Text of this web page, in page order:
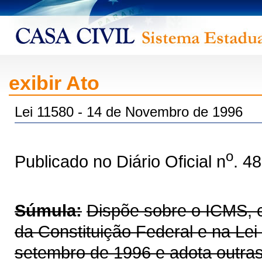
exibir Ato
Lei 11580 - 14 de Novembro de 1996
Publicado no Diário Oficial no.
Súmula: Dispõe sobre o ICMS,
da Constituição Federal e na
setembro de 1996 e adota